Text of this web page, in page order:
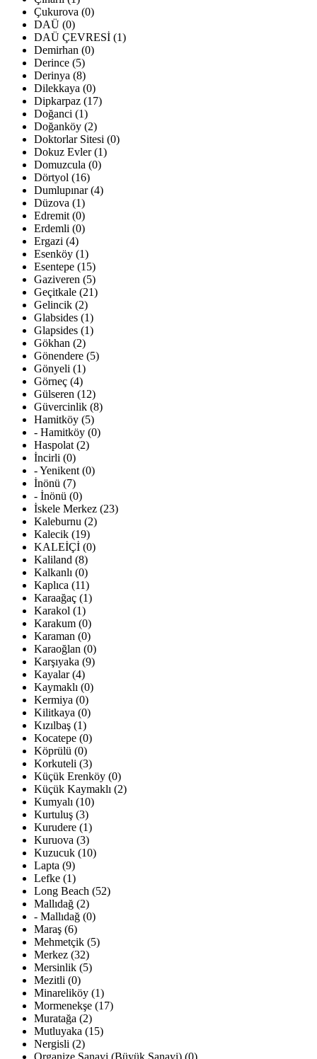
Çukurova (0)
DAÜ (0)
DAÜ ÇEVRESİ (1)
Demirhan (0)
Derince (5)
Derinya (8)
Dilekkaya (0)
Dipkarpaz (17)
Doğanci (1)
Doğanköy (2)
Doktorlar Sitesi (0)
Dokuz Evler (1)
Domuzcula (0)
Dörtyol (16)
Dumlupınar (4)
Düzova (1)
Edremit (0)
Erdemli (0)
Ergazi (4)
Esenköy (1)
Esentepe (15)
Gaziveren (5)
Geçitkale (21)
Gelincik (2)
Glabsides (1)
Glapsides (1)
Gökhan (2)
Gönendere (5)
Gönyeli (1)
Görneç (4)
Gülseren (12)
Güvercinlik (8)
Hamitköy (5)
- Hamitköy (0)
Haspolat (2)
İncirli (0)
- Yenikent (0)
İnönü (7)
- İnönü (0)
İskele Merkez (23)
Kaleburnu (2)
Kalecik (19)
KALEİÇİ (0)
Kaliland (8)
Kalkanlı (0)
Kaplıca (11)
Karaağaç (1)
Karakol (1)
Karakum (0)
Karaman (0)
Karaoğlan (0)
Karşıyaka (9)
Kayalar (4)
Kaymaklı (0)
Kermiya (0)
Kilitkaya (0)
Kızılbaş (1)
Kocatepe (0)
Köprülü (0)
Korkuteli (3)
Küçük Erenköy (0)
Küçük Kaymaklı (2)
Kumyalı (10)
Kurtuluş (3)
Kurudere (1)
Kuruova (3)
Kuzucuk (10)
Lapta (9)
Lefke (1)
Long Beach (52)
Mallıdağ (2)
- Mallıdağ (0)
Maraş (6)
Mehmetçik (5)
Merkez (32)
Mersinlik (5)
Mezitli (0)
Minareliköy (1)
Mormenekşe (17)
Muratağa (2)
Mutluyaka (15)
Nergisli (2)